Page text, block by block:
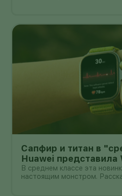
Сапфир и титан в
Huawei представила
В среднем классе эта
настоящим монстром.